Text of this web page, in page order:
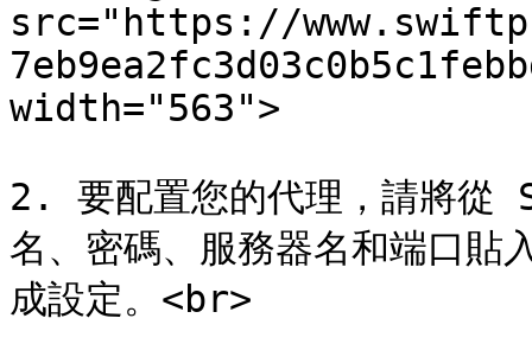
src="https://
width="563">
2. 要配置您的代理，請將
名、密碼、服務器名和端口
成設定。<br>